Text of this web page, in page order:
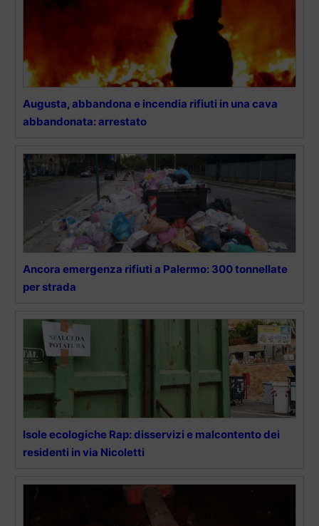
Augusta, abbandona e incendia rifiuti in una cava
abbandonata: arrestato
Ancora emergenza rifiuti a Palermo: 300 tonnellate
per strada
Isole ecologiche Rap: disservizi e malcontento dei
residenti in via Nicoletti